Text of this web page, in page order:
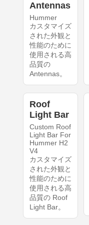
Antennas
Hummer
カスタマイズ
された外観と
性能のために
使用される高
品質の
Antennas。
Roof
Light Bar
Custom Roof
Light Bar For
Hummer H2
V4
カスタマイズ
された外観と
性能のために
使用される高
品質の Roof
Light Bar。